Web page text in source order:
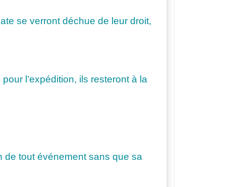
se verront déchue de leur droit,
l’expédition, ils resteront à la
de tout événement sans que sa